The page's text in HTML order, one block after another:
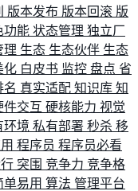
版本发布 版本回滚 版
功能 状态管理 独立厂
理 生态 生态伙伴 生态
化 白皮书 监控 盘点 省
名 真实适配 知识库 知
件交互 硬核能力 视觉
环境 私有部署 秒杀 移
程序员 程序员必看
突围 竞争力 竞争格
单易用 算法 管理平台